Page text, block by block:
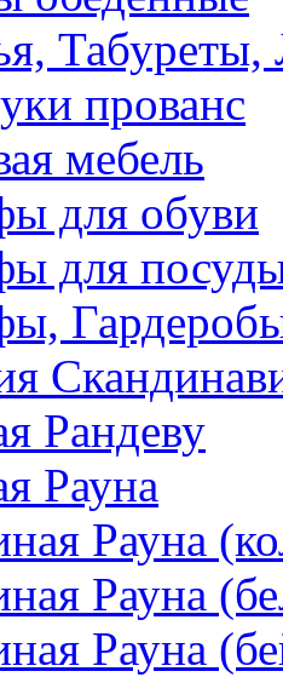
Табуреты,
прованс
мебель
для обуви
для
Рандеву
Рауна
Рауна
Рауна
Рауна